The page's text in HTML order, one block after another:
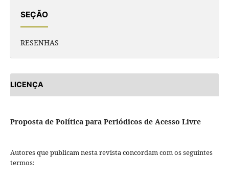
SEÇÃO
RESENHAS
LICENÇA
Proposta de Política para Periódicos de Acesso Livre
Autores que publicam nesta revista concordam com os seguintes
termos: